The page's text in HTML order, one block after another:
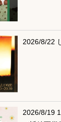
2026/8/22
2026/8/19